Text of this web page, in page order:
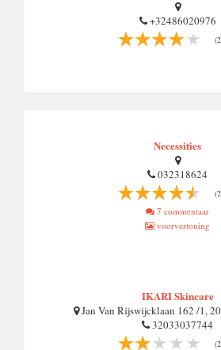
+32486020976
Necessities
032318624
7 commentaar
voorvertoning
IKARI Skincare
Jan Van Rijswijcklaan 162 /1,
32033037744